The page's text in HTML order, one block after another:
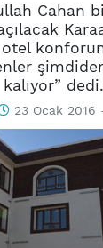
Cahan
otel
dedi.
23 Ocak 2016